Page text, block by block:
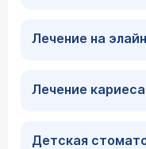
Лечение на
Лечение кариеса
Детская